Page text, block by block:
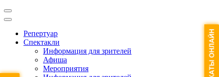
Репертуар
Спектакли
Информация для зрителей
Афиша
Мероприятия